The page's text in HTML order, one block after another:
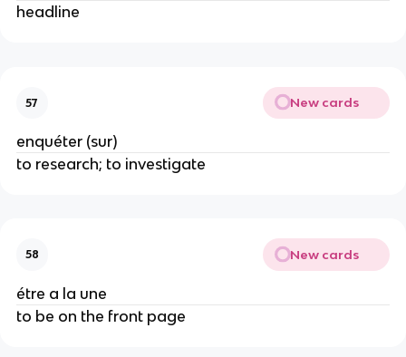
headline
57 New cards
enquéter (sur)
to research; to investigate
58 New cards
étre a la une
to be on the front page